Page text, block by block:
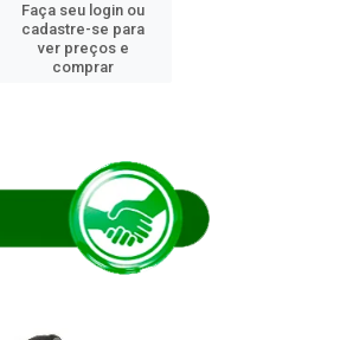
Faça seu login ou
cadastre-se para
ver preços e
comprar